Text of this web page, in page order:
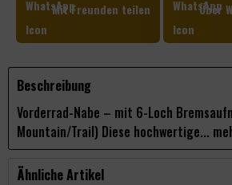
Mit Freunden teilen Über
Beschreibung
Vorderrad-Nabe – mit 6-Loch
Mountain/Trail) Diese hochwertige...
Ähnliche Artikel